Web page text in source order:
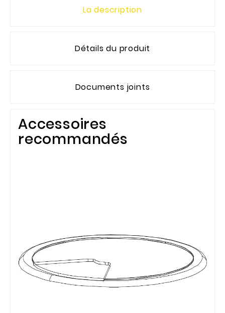
La description
Détails du produit
Documents joints
Accessoires
recommandés